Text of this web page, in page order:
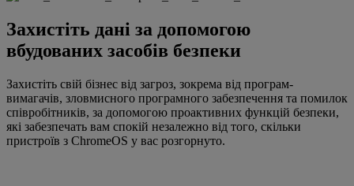
Захистіть дані за допомогою
вбудованих засобів безпеки
Захистіть свій бізнес від загроз, зокрема від програм-
вимагачів, зловмисного програмного забезпечення та помилок
співробітників, за допомогою проактивних функцій безпеки,
які забезпечать вам спокій незалежно від того, скільки
пристроїв з ChromeOS у вас розгорнуто.